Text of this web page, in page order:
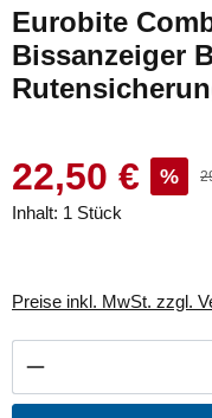
Eurobite
Bissanzeiger
22,50 € %
Inhalt: 1 Stück
Preise inkl. MwSt. zzgl.
Produkt